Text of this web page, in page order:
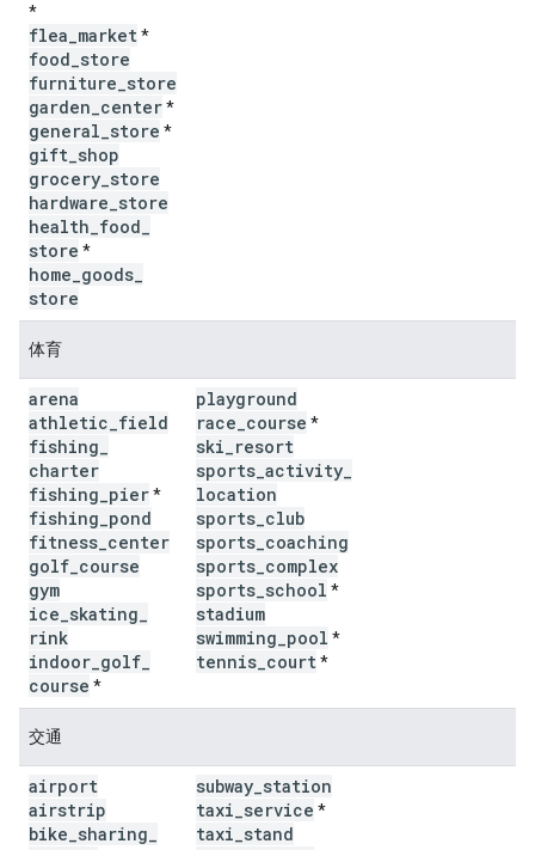
*
flea market*
food store
furniture store
garden center*
general store *
gift shop
grocery store
hardware store
health food
store *
home goods
store
体育
arena
athletic field
fishing
charter
fishing pier*
fishing pond
fitness center
golf course
gym
ice skating
rink
indoor golf
course *
playground
race course *
ski resort
sports activity
location
sports club
sports coaching
sports complex
sports school *
stadium
swimming pool *
tennis court*
交通
airport
airstrip
bike sharing
subway station
taxi service *
taxi stand